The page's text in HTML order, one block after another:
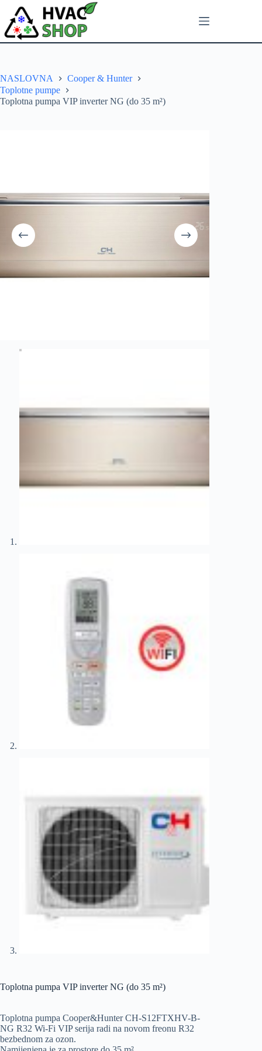
NASLOVNA
Cooper & Hunter
Toplotne pumpe
Toplotna pumpa VIP inverter NG (do 35 m²)
Toplotna pumpa VIP inverter NG (do 35 m²)
Toplotna pumpa Cooper&Hunter CH-S12FTXHV-B-
NG R32 Wi-Fi VIP serija radi na novom freonu R32
bezbednom za ozon.